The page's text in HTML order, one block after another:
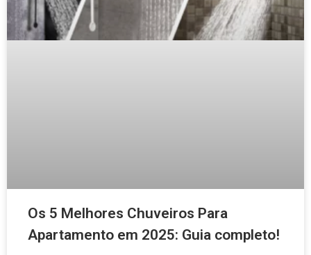
Os 5 Melhores Chuveiros Para
Apartamento em 2025: Guia completo!